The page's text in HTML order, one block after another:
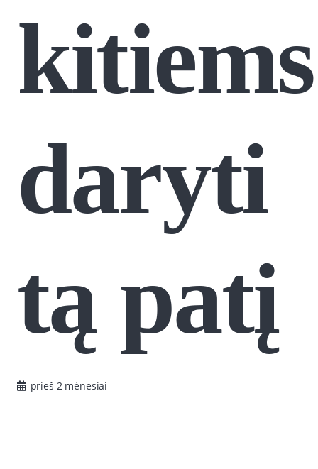
kitiems
daryti
tą patį
prieš 2 mėnesiai